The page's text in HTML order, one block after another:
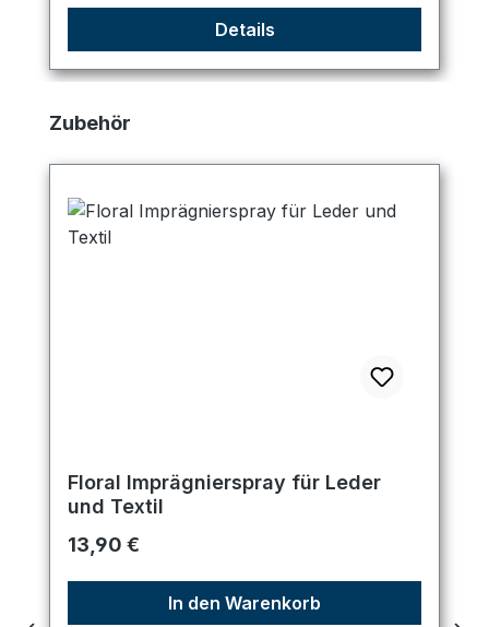
Details
Produktgalerie überspringen
Zubehör
Floral Imprägnierspray für Leder
und Textil
Regulärer Preis:
13,90 €
In den Warenkorb